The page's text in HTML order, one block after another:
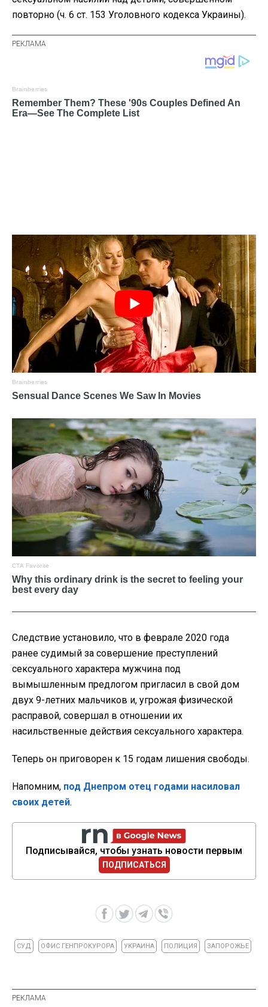
повторно (ч. 6 ст. 153 Уголовного кодекса Украины).
Следствие установило, что в феврале 2020 года
ранее судимый за совершение преступлений
сексуального характера мужчина под
вымышленным предлогом пригласил в свой дом
двух 9-летних мальчиков и, угрожая физической
расправой, совершал в отношении их
насильственные действия сексуального характера.
Теперь он приговорен к 15 годам лишения свободы.
Напомним, под Днепром отец годами насиловал
своих детей.
Подписывайся, чтобы узнать новости первым
ПОДПИСАТЬСЯ
СУД ОФИС ГЕНПРОКУРОРА УКРАИНА ПОЛИЦИЯ ЗАПОРОЖЬЕ